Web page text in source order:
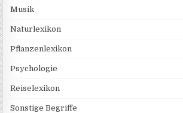
Musik
Naturlexikon
Pflanzenlexikon
Psychologie
Reiselexikon
Sonstige Begriffe